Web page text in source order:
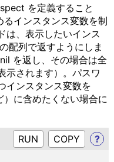
を定義すること
インスタンス変数を制
は、表示したいインス
配列で返すようにしま
を返し、その場合は全
示されます）。パスワ
インスタンス変数を
に含めたくない場合に
RUN ?